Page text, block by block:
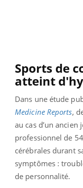
Sports de
atteint
Dans une étude
Medicine Reports,
au cas d’un
professionnel de
cérébrales durant
symptômes :
de personnalité.